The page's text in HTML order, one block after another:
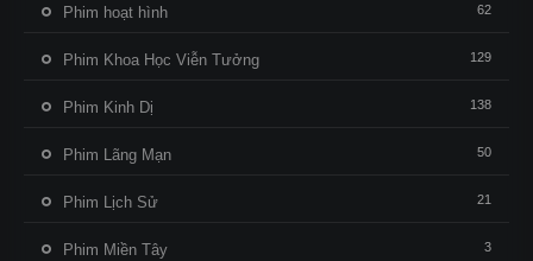
Phim hoạt hình 62
Phim Khoa Học Viễn Tưởng 129
Phim Kinh Dị 138
Phim Lãng Mạn 50
Phim Lịch Sử 21
Phim Miền Tây 3